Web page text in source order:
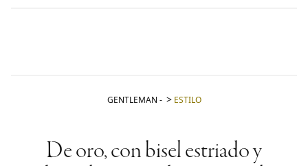
GENTLEMAN - ESTILO
De oro, con bisel estriado y